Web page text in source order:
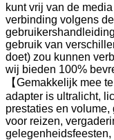
kunt vrij van de
verbinding volgens
gebruik van
doet) zou kunnen
wij bieden 100%
【Gemakkelijk mee
adapter is ultralicht,
prestaties en
voor reizen,
gelegenheidsfeesten,